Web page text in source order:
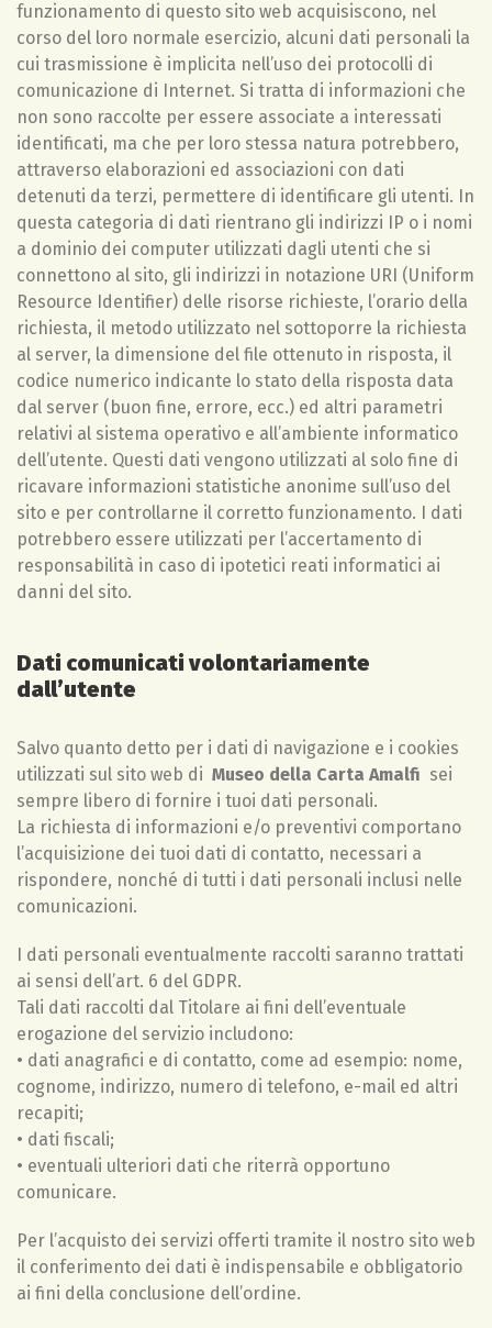
funzionamento di questo sito web acquisiscono, nel
corso del loro normale esercizio, alcuni dati personali la
cui trasmissione è implicita nell’uso dei protocolli di
comunicazione di Internet. Si tratta di informazioni che
non sono raccolte per essere associate a interessati
identificati, ma che per loro stessa natura potrebbero,
attraverso elaborazioni ed associazioni con dati
detenuti da terzi, permettere di identificare gli utenti. In
questa categoria di dati rientrano gli indirizzi IP o i nomi
a dominio dei computer utilizzati dagli utenti che si
connettono al sito, gli indirizzi in notazione URI (Uniform
Resource Identifier) delle risorse richieste, l’orario della
richiesta, il metodo utilizzato nel sottoporre la richiesta
al server, la dimensione del file ottenuto in risposta, il
codice numerico indicante lo stato della risposta data
dal server (buon fine, errore, ecc.) ed altri parametri
relativi al sistema operativo e all’ambiente informatico
dell’utente. Questi dati vengono utilizzati al solo fine di
ricavare informazioni statistiche anonime sull’uso del
sito e per controllarne il corretto funzionamento. I dati
potrebbero essere utilizzati per l’accertamento di
responsabilità in caso di ipotetici reati informatici ai
danni del sito.
Dati comunicati volontariamente
dall’utente
Salvo quanto detto per i dati di navigazione e i cookies
utilizzati sul sito web di Museo della Carta Amalfi sei
sempre libero di fornire i tuoi dati personali.
La richiesta di informazioni e/o preventivi comportano
l’acquisizione dei tuoi dati di contatto, necessari a
rispondere, nonché di tutti i dati personali inclusi nelle
comunicazioni.
I dati personali eventualmente raccolti saranno trattati
ai sensi dell’art. 6 del GDPR.
Tali dati raccolti dal Titolare ai fini dell’eventuale
erogazione del servizio includono:
• dati anagrafici e di contatto, come ad esempio: nome,
cognome, indirizzo, numero di telefono, e-mail ed altri
recapiti;
• dati fiscali;
• eventuali ulteriori dati che riterrà opportuno
comunicare.
Per l’acquisto dei servizi offerti tramite il nostro sito web
il conferimento dei dati è indispensabile e obbligatorio
ai fini della conclusione dell’ordine.